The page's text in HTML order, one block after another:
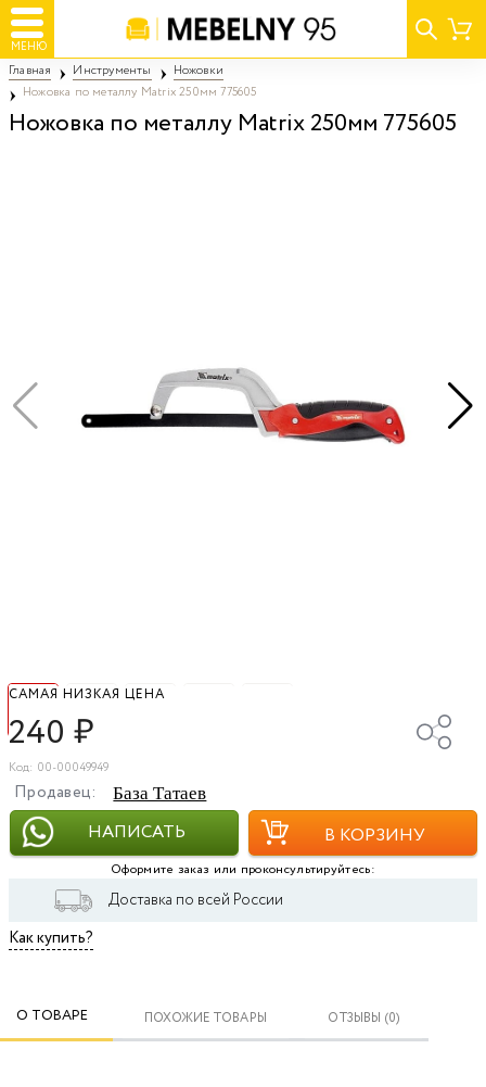
МЕНЮ
Главная Инструменты
Ножовки
Ножовка по металлу Matrix 250мм 775605
Ножовка по металлу Matrix 250мм 775605
САМАЯ НИЗКАЯ ЦЕНА
240 ₽
Код: 00-00049949
Продавец: База Татаев
НАПИСАТЬ В КОРЗИНУ
Оформите заказ или проконсультируйтесь:
Доставка по всей России
Как купить?
О ТОВАРЕ ПОХОЖИЕ ТОВАРЫ ОТЗЫВЫ (0)